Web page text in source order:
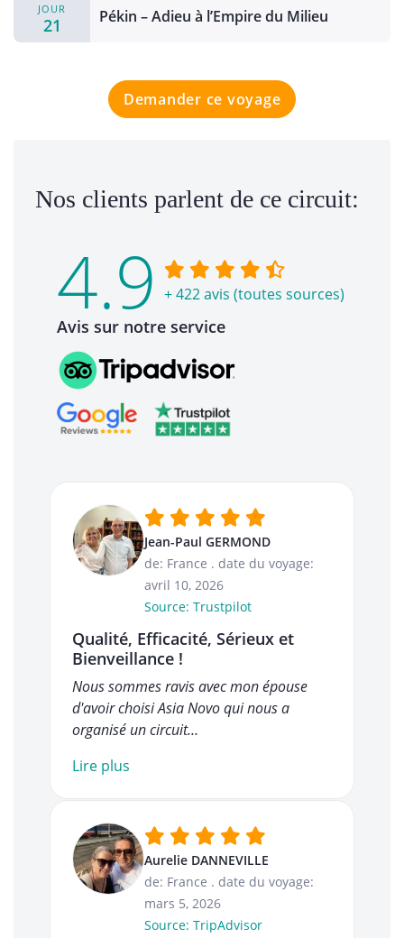
JOUR
21 Pékin – Adieu à l’Empire du Milieu
Demander ce voyage
Nos clients parlent de ce circuit:
4.9 + 422 avis (toutes sources)
Avis sur notre service
Jean-Paul GERMOND
de: France . date du voyage:
avril 10, 2026
Source: Trustpilot
Qualité, Efficacité, Sérieux et
Bienveillance !
Nous sommes ravis avec mon épouse
d'avoir choisi Asia Novo qui nous a
organisé un circuit…
Lire plus
Aurelie DANNEVILLE
de: France . date du voyage:
mars 5, 2026
Source: TripAdvisor